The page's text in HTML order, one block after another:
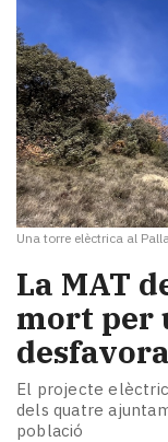
Una torre elèctrica al
La MAT
mort per
El projecte
dels quatre
població